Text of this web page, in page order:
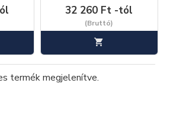
32 260 Ft -tól
(Bruttó)
termék megjelenítve.